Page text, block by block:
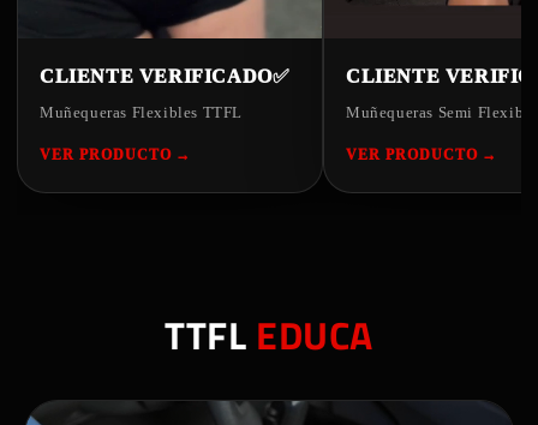
CLIENTE VERIFICADO✅
Muñequeras Flexibles TTFL
VER PRODUCTO →
CLIENTE
Muñequeras Semi
VER PRODUCTO →
TTFL EDUCA